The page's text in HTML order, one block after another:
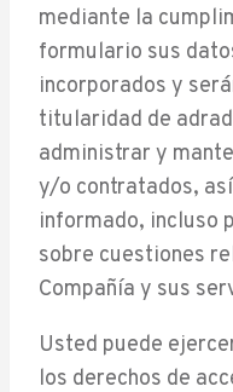
mediante la
formulario sus
incorporados y
titularidad de
administrar y
y/o contratados,
informado, incluso
sobre cuestiones
Compañía y sus
Usted puede
los derechos de